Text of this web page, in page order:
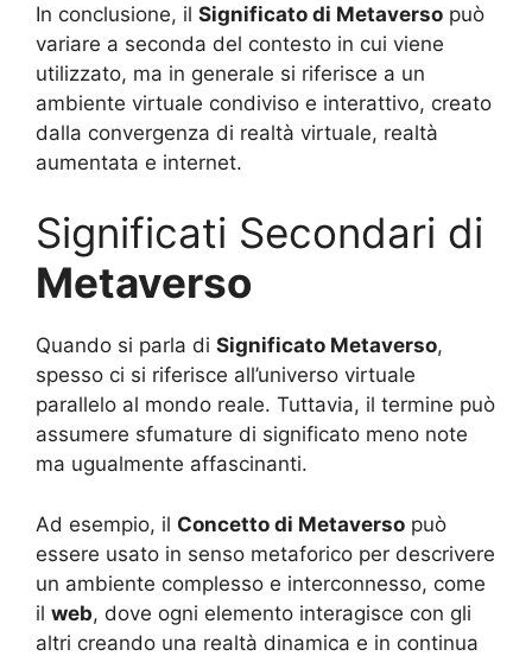
In conclusione, il Significato di Metaverso può
variare a seconda del contesto in cui viene
utilizzato, ma in generale si riferisce a un
ambiente virtuale condiviso e interattivo, creato
dalla convergenza di realtà virtuale, realtà
aumentata e internet.
Significati Secondari di
Metaverso
Quando si parla di Significato Metaverso,
spesso ci si riferisce all’universo virtuale
parallelo al mondo reale. Tuttavia, il termine può
assumere sfumature di significato meno note
ma ugualmente affascinanti.
Ad esempio, il Concetto di Metaverso può
essere usato in senso metaforico per descrivere
un ambiente complesso e interconnesso, come
il web, dove ogni elemento interagisce con gli
altri creando una realtà dinamica e in continua